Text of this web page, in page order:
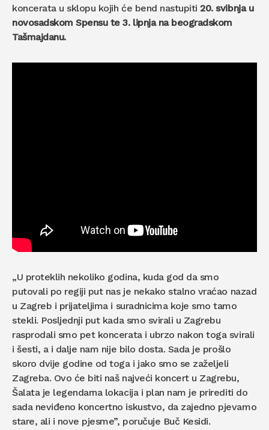
koncerata u sklopu kojih će bend nastupiti20. svibnja u
novosadskom Spensu te 3. lipnja na beogradskom
Tašmajdanu.
„U proteklih nekoliko godina, kuda god da smo
putovali po regiji put nas je nekako stalno vraćao nazad
u Zagreb i prijateljima i suradnicima koje smo tamo
stekli. Posljednji put kada smo svirali u Zagrebu
rasprodali smo pet koncerata i ubrzo nakon toga svirali
i šesti, a i dalje nam nije bilo dosta. Sada je prošlo
skoro dvije godine od toga i jako smo se zaželjeli
Zagreba. Ovo će biti naš najveći koncert u Zagrebu,
Šalata je legendarna lokacija i plan nam je prirediti do
sada neviđeno koncertno iskustvo, da zajedno pjevamo
stare, ali i nove pjesme”, poručuje Buč Kesidi.